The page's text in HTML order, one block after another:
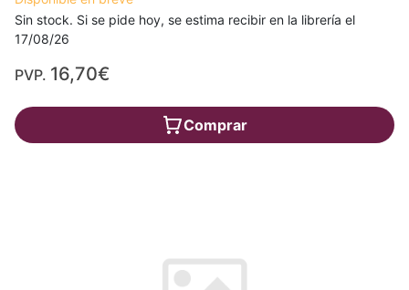
Sin stock. Si se pide hoy, se estima recibir en la librería el
17/08/26
PVP. 16,70€
Comprar